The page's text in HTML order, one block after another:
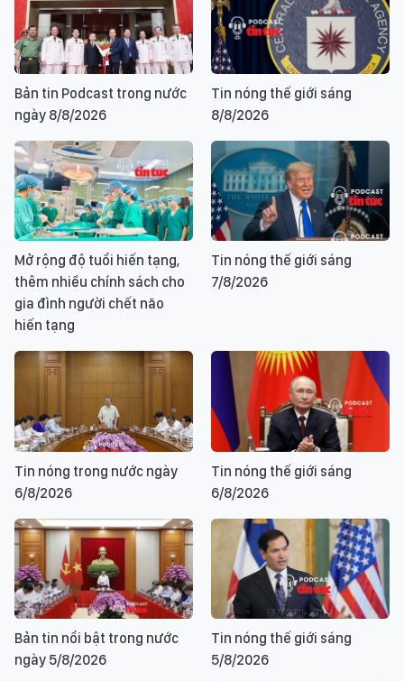
Bản tin Podcast trong nước
ngày 8/8/2026
Tin nóng thế giới sáng
8/8/2026
Mở rộng độ tuổi hiến tạng,
thêm nhiều chính sách cho
gia đình người chết não
hiến tạng
Tin nóng thế giới sáng
7/8/2026
Tin nóng trong nước ngày
6/8/2026
Tin nóng thế giới sáng
6/8/2026
Bản tin nổi bật trong nước
ngày 5/8/2026
Tin nóng thế giới sáng
5/8/2026